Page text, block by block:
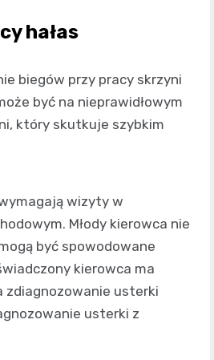
hałas
biegów przy pracy skrzyni
być na nieprawidłowym
który skutkuje szybkim
wizyty w
Młody kierowca nie
być spowodowane
kierowca ma
zdiagnozowanie usterki
usterki z